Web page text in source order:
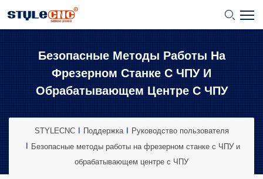
Безопасные Методы Работы На
Фрезерном Станке С ЧПУ И
Обрабатывающем Центре С ЧПУ
STYLECNC Поддержка
Руководство пользователя
Безопасные методы работы на фрезерном станке с ЧПУ и
обрабатывающем центре с ЧПУ